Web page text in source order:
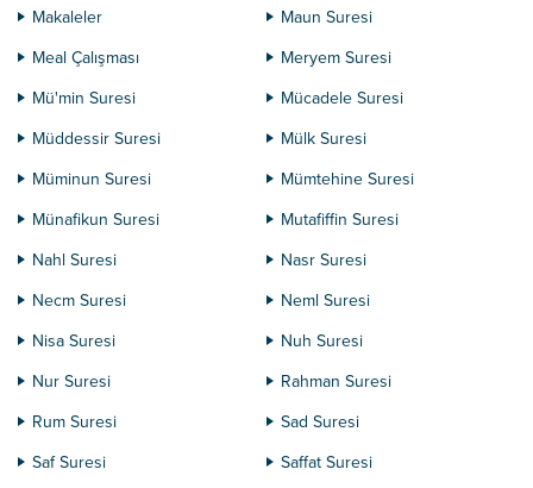
Makaleler
Maun Suresi
Meal Çalışması
Meryem Suresi
Mü'min Suresi
Mücadele Suresi
Müddessir Suresi
Mülk Suresi
Müminun Suresi
Mümtehine Suresi
Münafikun Suresi
Mutafiffin Suresi
Nahl Suresi
Nasr Suresi
Necm Suresi
Neml Suresi
Nisa Suresi
Nuh Suresi
Nur Suresi
Rahman Suresi
Rum Suresi
Sad Suresi
Saf Suresi
Saffat Suresi